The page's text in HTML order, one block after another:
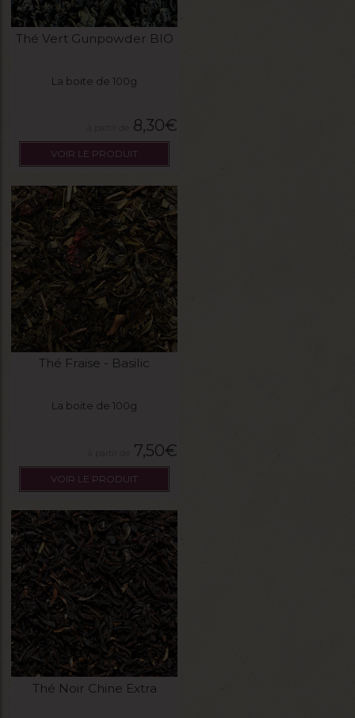
Thé Vert Gunpowder BIO
La boite de 100g
8,30€
VOIR LE PRODUIT
Thé Fraise - Basilic
La boite de 100g
7,50€
VOIR LE PRODUIT
Thé Noir Chine Extra